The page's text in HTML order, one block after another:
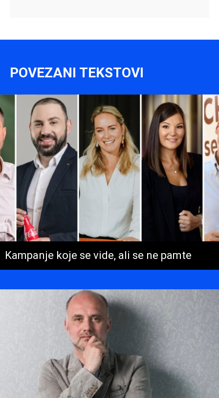
POVEZANI TEKSTOVI
Kampanje koje se vide, ali se ne pamte